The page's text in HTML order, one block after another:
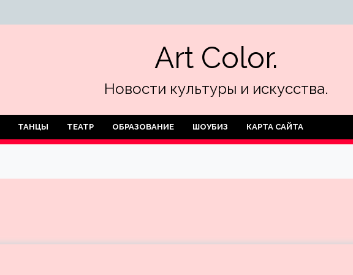
Art Color.
Новости культуры и искусства.
ТАНЦЫ ТЕАТР ОБРАЗОВАНИЕ ШОУБИЗ КАРТА САЙТА